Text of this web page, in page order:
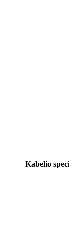
Kabelio